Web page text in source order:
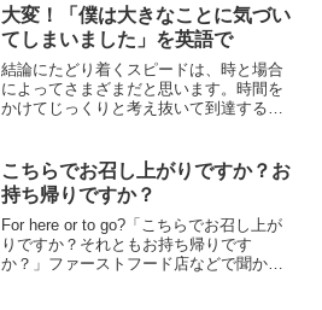
とrainy s...
大変！「僕は大きなことに気づい
てしまいました」を英語で
結論にたどり着くスピードは、時と場合
によってさまざまだと思います。時間を
かけてじっくりと考え抜いて到達するこ
原因や理由に気づいた瞬間、こんなふう
に言いたくなることはあり...
こちらでお召し上がりですか？お
持ち帰りですか？
For here or to go?「こちらでお召し上が
りですか？それともお持ち帰りです
か？」ファーストフード店などで聞かれ